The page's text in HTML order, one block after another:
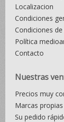
Localizacion
Condiciones
Condiciones
Política
Contacto
Nuestras
Precios muy
Marcas propias
Su pedido